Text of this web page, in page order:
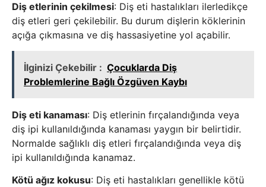
Diş etlerinin çekilmesi: Diş eti hastalıkları ilerledikçe
diş etleri geri çekilebilir. Bu durum dişlerin köklerinin
açığa çıkmasına ve diş hassasiyetine yol açabilir.
İlginizi Çekebilir : Çocuklarda Diş
Problemlerine Bağlı Özgüven Kaybı
Diş eti kanaması: Diş etlerinin fırçalandığında veya
diş ipi kullanıldığında kanaması yaygın bir belirtidir.
Normalde sağlıklı diş etleri fırçalandığında veya diş
ipi kullanıldığında kanamaz.
Kötü ağız kokusu: Diş eti hastalıkları genellikle kötü